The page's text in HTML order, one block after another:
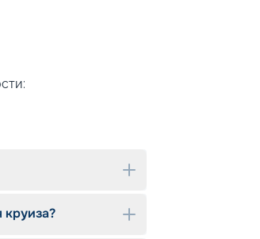
круиза?